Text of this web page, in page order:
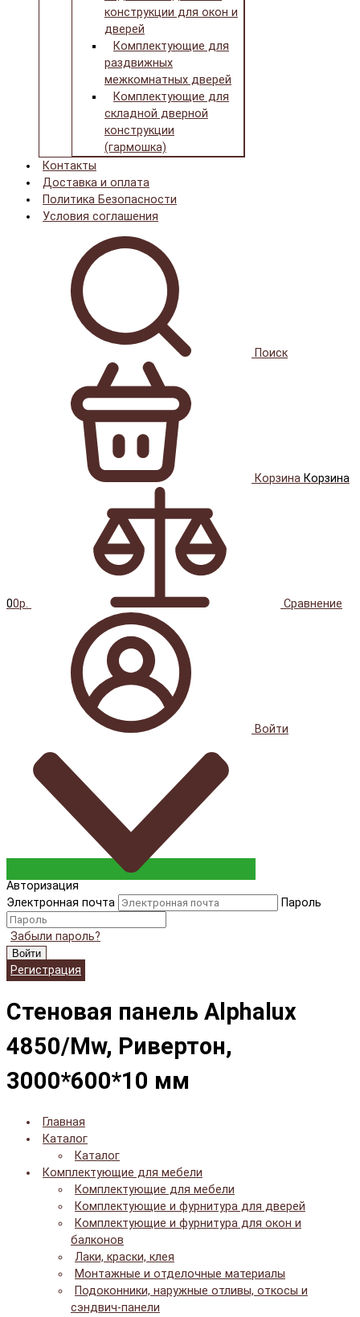
конструкции для окон и
дверей
Комплектующие для
раздвижных
межкомнатных дверей
Комплектующие для
складной дверной
конструкции
(гармошка)
Контакты
Доставка и оплата
Политика Безопасности
Условия соглашения
Поиск
Корзина Корзина
00р. Сравнение
Войти
Авторизация
Электронная почта
Пароль
Забыли пароль?
Войти
Регистрация
Cтеновая панель Alphalux
4850/Mw, Ривертон,
3000*600*10 мм
Главная
Каталог
Каталог
Комплектующие для мебели
Комплектующие для мебели
Комплектующие и фурнитура для дверей
Комплектующие и фурнитура для окон и
балконов
Лаки, краски, клея
Монтажные и отделочные материалы
Подоконники, наружные отливы, откосы и
сэндвич-панели